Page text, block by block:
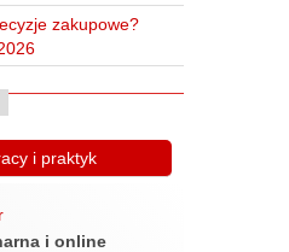
zakupowe?
i praktyk
i online